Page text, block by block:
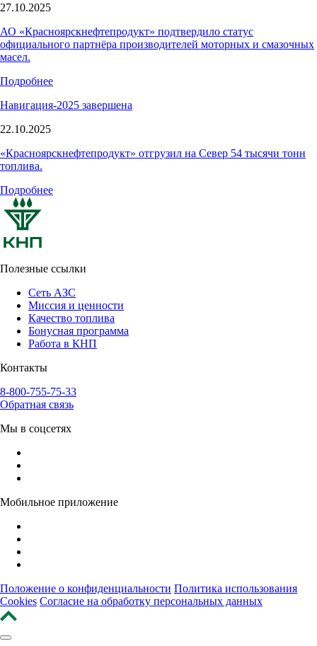
27.10.2025
АО «Красноярскнефтепродукт» подтвердило статус
официального партнёра производителей моторных и смазочных
масел.
Подробнее
Навигация-2025 завершена
22.10.2025
«Красноярскнефтепродукт» отгрузил на Север 54 тысячи тонн
топлива.
Подробнее
Полезные ссылки
Сеть АЗС
Миссия и ценности
Качество топлива
Бонусная программа
Работа в КНП
Контакты
8-800-755-75-33
Обратная связь
Мы в соцсетях
Мобильное приложение
Положение о конфиденциальности Политика использования
Cookies Согласие на обработку персональных данных